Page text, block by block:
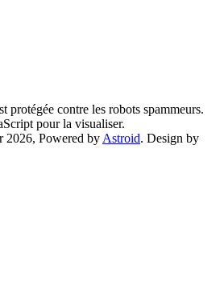
protégée contre les robots spammeurs.
pour la visualiser.
2026, Powered by Astroid. Design by